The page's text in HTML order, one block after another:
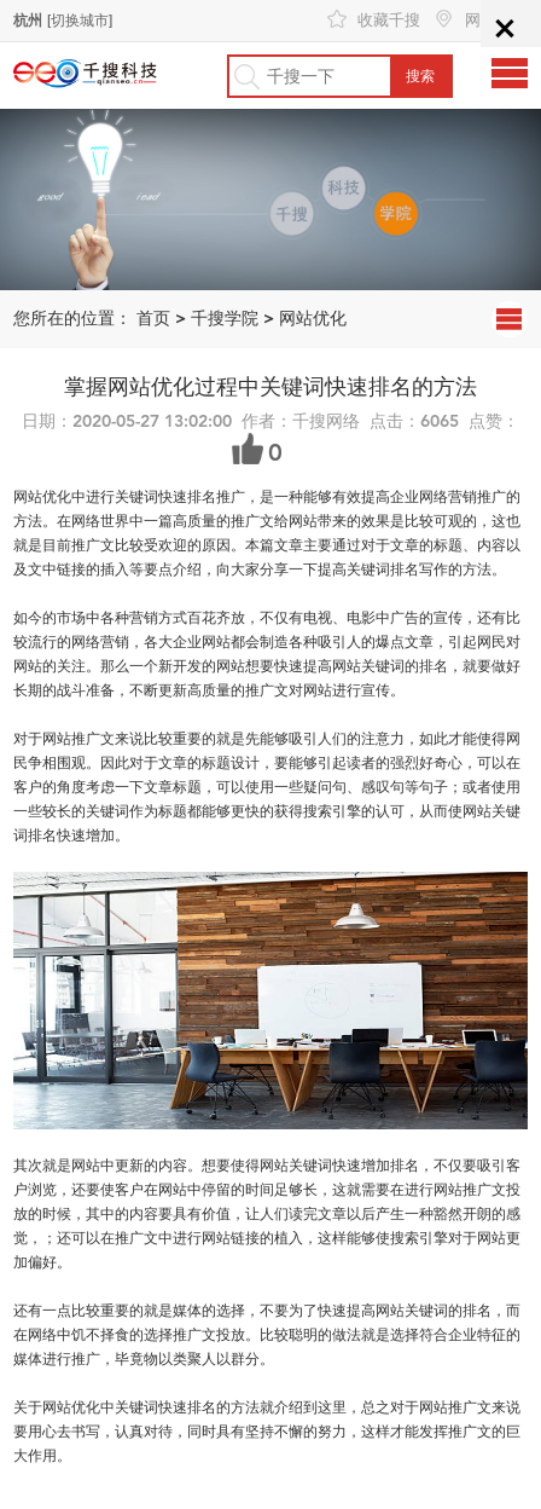
杭州 [切换城市] 收藏千搜 网站地图
您所在的位置： 首页 >千搜学院 > 网站优化
掌握网站优化过程中关键词快速排名的方法
日期：2020-05-27 13:02:00 作者：千搜网络 点击：6065 点赞：
0
网站优化中进行关键词快速排名推广，是一种能够有效提高企业网络营销推广的
方法。在网络世界中一篇高质量的推广文给网站带来的效果是比较可观的，这也
就是目前推广文比较受欢迎的原因。本篇文章主要通过对于文章的标题、内容以
及文中链接的插入等要点介绍，向大家分享一下提高关键词排名写作的方法。
如今的市场中各种营销方式百花齐放，不仅有电视、电影中广告的宣传，还有比
较流行的网络营销，各大企业网站都会制造各种吸引人的爆点文章，引起网民对
网站的关注。那么一个新开发的网站想要快速提高网站关键词的排名，就要做好
长期的战斗准备，不断更新高质量的推广文对网站进行宣传。
对于网站推广文来说比较重要的就是先能够吸引人们的注意力，如此才能使得网
民争相围观。因此对于文章的标题设计，要能够引起读者的强烈好奇心，可以在
客户的角度考虑一下文章标题，可以使用一些疑问句、感叹句等句子；或者使用
一些较长的关键词作为标题都能够更快的获得搜索引擎的认可，从而使网站关键
词排名快速增加。
其次就是网站中更新的内容。想要使得网站关键词快速增加排名，不仅要吸引客
户浏览，还要使客户在网站中停留的时间足够长，这就需要在进行网站推广文投
放的时候，其中的内容要具有价值，让人们读完文章以后产生一种豁然开朗的感
觉，；还可以在推广文中进行网站链接的植入，这样能够使搜索引擎对于网站更
加偏好。
还有一点比较重要的就是媒体的选择，不要为了快速提高网站关键词的排名，而
在网络中饥不择食的选择推广文投放。比较聪明的做法就是选择符合企业特征的
媒体进行推广，毕竟物以类聚人以群分。
关于网站优化中关键词快速排名的方法就介绍到这里，总之对于网站推广文来说
要用心去书写，认真对待，同时具有坚持不懈的努力，这样才能发挥推广文的巨
大作用。
×